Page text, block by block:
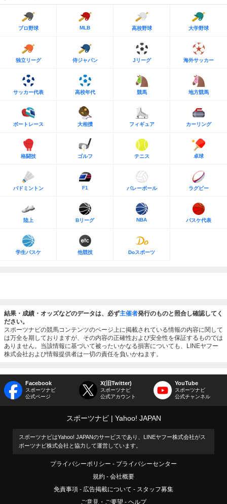
プロ野球 MLB 高校野球 大学野球
独立リーグ 侍ジャパン Jリーグ 海外サッカー
サッカー代表 高校年代 競馬 地方競馬
ボートレース 大相撲 フィギュア カーリング
格闘技 ゴルフ テニス 卓球
バドミントン F1 バレーボール ラグビー
陸上 Bリーグ NBA バスケ代表
学生バスケ 他競技 Doスポーツ
結果・成績・オッズなどのデータは、必ず主催者発行のものと照合し確認してく
ださい。
スポーツナビの競馬コンテンツのページ上に掲載されている情報の内容に関して
は万全を期しておりますが、その内容の正確性および安全性を保証するものでは
ありません。当該情報に基づいて被ったいかなる損害についても、LINEヤフー
株式会社および情報提供者は一切の責任を負いかねます。
Facebook
スポーツナビ
公式ページ
X(旧Twitter)
スポーツナビ
公式アカウント
YouTube
スポーツナビ
公式チャンネル
スポーツナビ Yahoo! JAPAN
スポーツナビはYahoo! JAPANのサービスであり、LINEヤフー株式会社がス
ポーツナビ株式会社と協力して運営しています。
プライバシーポリシー
プライバシーセンター
規約
会社概要
免責事項
広告掲載について
スタッフ募集
ご意見・ご要望
ヘルプ